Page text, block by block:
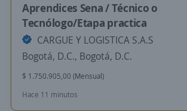
Aprendices Sena / Técnico o
Tecnólogo/Etapa practica
CARGUE Y LOGISTICA S.A.S
Bogotá, D.C., Bogotá, D.C.
$ 1.750.905,00 (Mensual)
Hace 11 minutos